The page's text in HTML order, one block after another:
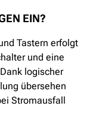
EIN?
Tastern erfolgt
und eine
logischer
übersehen
Stromausfall